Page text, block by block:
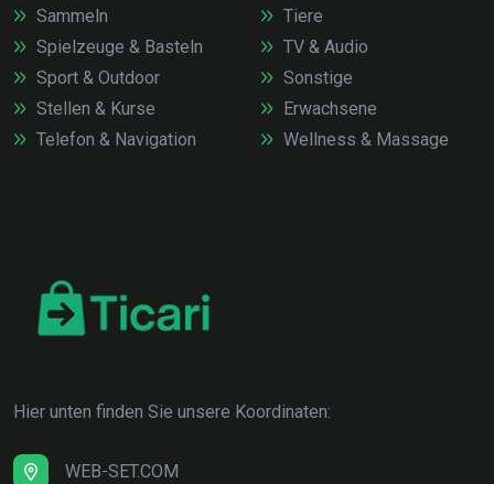
Sammeln
Spielzeuge & Basteln
Sport & Outdoor
Stellen & Kurse
Telefon & Navigation
Tiere
TV & Audio
Sonstige
Erwachsene
Wellness & Massage
Hier unten finden Sie unsere Koordinaten:
WEB-SET.COM